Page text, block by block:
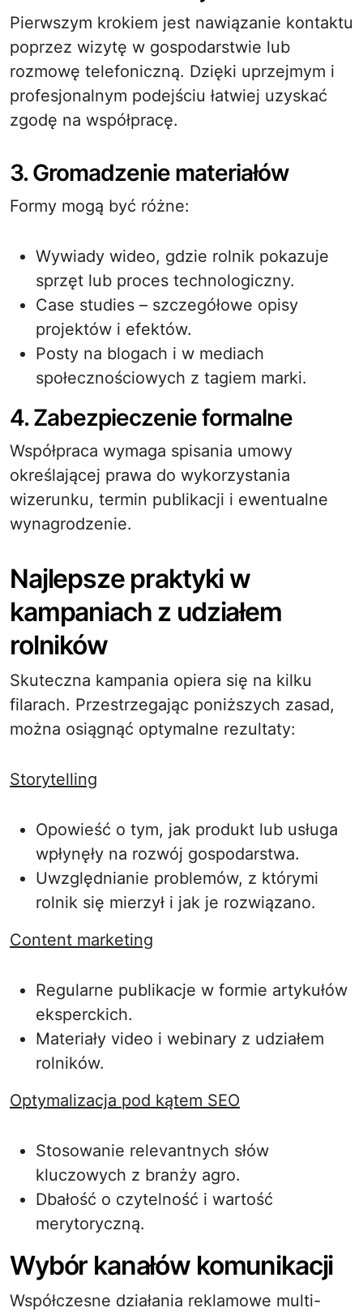
Pierwszym krokiem jest nawiązanie kontaktu
poprzez wizytę w gospodarstwie lub
rozmowę telefoniczną. Dzięki uprzejmym i
profesjonalnym podejściu łatwiej uzyskać
zgodę na współpracę.
3. Gromadzenie materiałów
Formy mogą być różne:
Wywiady wideo, gdzie rolnik pokazuje
sprzęt lub proces technologiczny.
Case studies – szczegółowe opisy
projektów i efektów.
Posty na blogach i w mediach
społecznościowych z tagiem marki.
4. Zabezpieczenie formalne
Współpraca wymaga spisania umowy
określającej prawa do wykorzystania
wizerunku, termin publikacji i ewentualne
wynagrodzenie.
Najlepsze praktyki w
kampaniach z udziałem
rolników
Skuteczna kampania opiera się na kilku
filarach. Przestrzegając poniższych zasad,
można osiągnąć optymalne rezultaty:
Storytelling
Opowieść o tym, jak produkt lub usługa
wpłynęły na rozwój gospodarstwa.
Uwzględnianie problemów, z którymi
rolnik się mierzył i jak je rozwiązano.
Content marketing
Regularne publikacje w formie artykułów
eksperckich.
Materiały video i webinary z udziałem
rolników.
Optymalizacja pod kątem SEO
Stosowanie relevantnych słów
kluczowych z branży agro.
Dbałość o czytelność i wartość
merytoryczną.
Wybór kanałów komunikacji
Współczesne działania reklamowe multi-